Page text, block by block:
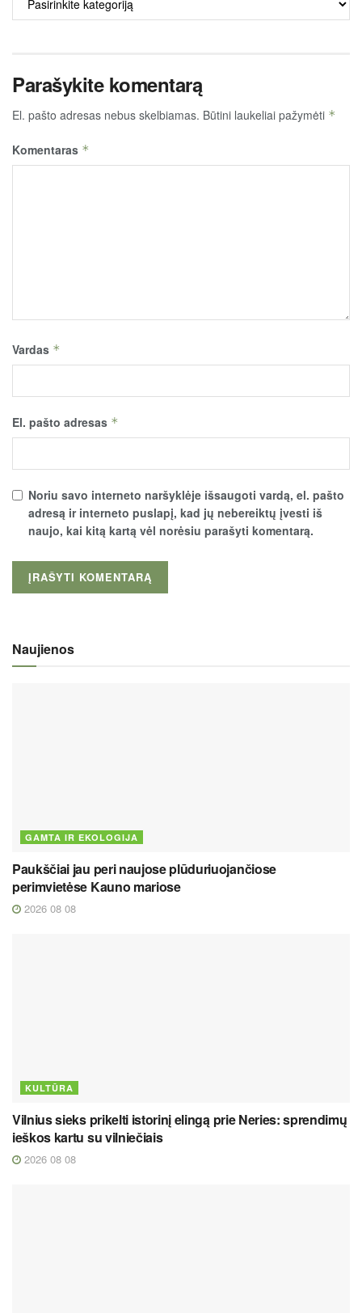
TURINYS
Parašykite komentarą
El. pašto adresas nebus skelbiamas. Būtini laukeliai pažymėti *
Komentaras *
Vardas *
El. pašto adresas *
Noriu savo interneto naršyklėje išsaugoti vardą, el. pašto
adresą ir interneto puslapį, kad jų nebereiktų įvesti iš
naujo, kai kitą kartą vėl norėsiu parašyti komentarą.
Naujienos
GAMTA IR EKOLOGIJA
Paukščiai jau peri naujose plūduriuojančiose
perimvietėse Kauno mariose
2026 08 08
KULTŪRA
Vilnius sieks prikelti istorinį elingą prie Neries: sprendimų
ieškos kartu su vilniečiais
2026 08 08